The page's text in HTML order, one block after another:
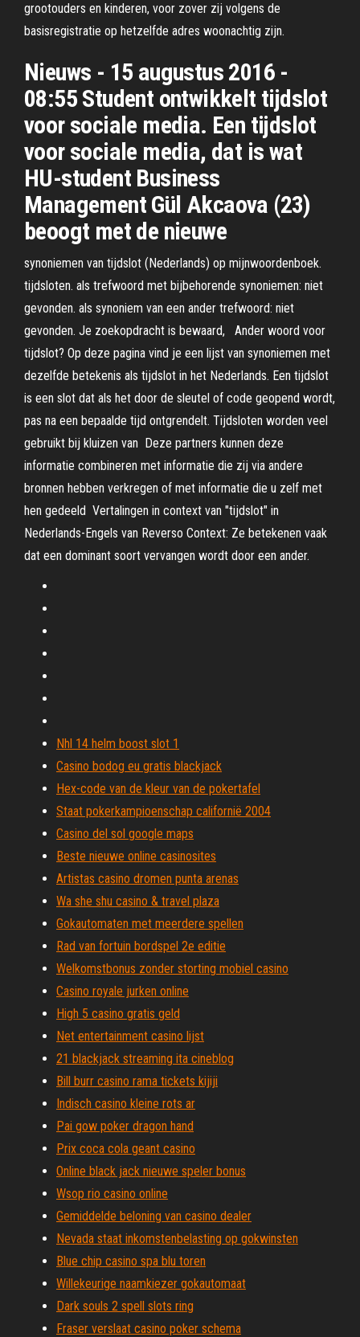
grootouders en kinderen, voor zover zij volgens de
basisregistratie op hetzelfde adres woonachtig zijn.
Nieuws - 15 augustus 2016 -
08:55 Student ontwikkelt tijdslot
voor sociale media. Een tijdslot
voor sociale media, dat is wat
HU-student Business
Management Gül Akcaova (23)
beoogt met de nieuwe
synoniemen van tijdslot (Nederlands) op mijnwoordenboek.
tijdsloten. als trefwoord met bijbehorende synoniemen: niet
gevonden. als synoniem van een ander trefwoord: niet
gevonden. Je zoekopdracht is bewaard, Ander woord voor
tijdslot? Op deze pagina vind je een lijst van synoniemen met
dezelfde betekenis als tijdslot in het Nederlands. Een tijdslot
is een slot dat als het door de sleutel of code geopend wordt,
pas na een bepaalde tijd ontgrendelt. Tijdsloten worden veel
gebruikt bij kluizen van Deze partners kunnen deze
informatie combineren met informatie die zij via andere
bronnen hebben verkregen of met informatie die u zelf met
hen gedeeld Vertalingen in context van "tijdslot" in
Nederlands-Engels van Reverso Context: Ze betekenen vaak
dat een dominant soort vervangen wordt door een ander.
Nhl 14 helm boost slot 1
Casino bodog eu gratis blackjack
Hex-code van de kleur van de pokertafel
Staat pokerkampioenschap californië 2004
Casino del sol google maps
Beste nieuwe online casinosites
Artistas casino dromen punta arenas
Wa she shu casino & travel plaza
Gokautomaten met meerdere spellen
Rad van fortuin bordspel 2e editie
Welkomstbonus zonder storting mobiel casino
Casino royale jurken online
High 5 casino gratis geld
Net entertainment casino lijst
21 blackjack streaming ita cineblog
Bill burr casino rama tickets kijiji
Indisch casino kleine rots ar
Pai gow poker dragon hand
Prix coca cola geant casino
Online black jack nieuwe speler bonus
Wsop rio casino online
Gemiddelde beloning van casino dealer
Nevada staat inkomstenbelasting op gokwinsten
Blue chip casino spa blu toren
Willekeurige naamkiezer gokautomaat
Dark souls 2 spell slots ring
Fraser verslaat casino poker schema